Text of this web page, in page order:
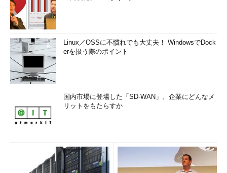
Linux／OSSに不慣れでも大丈夫！ WindowsでDock
erを扱う際のポイント
国内市場に登場した「SD-WAN」、企業にどんなメ
リットをもたらすか